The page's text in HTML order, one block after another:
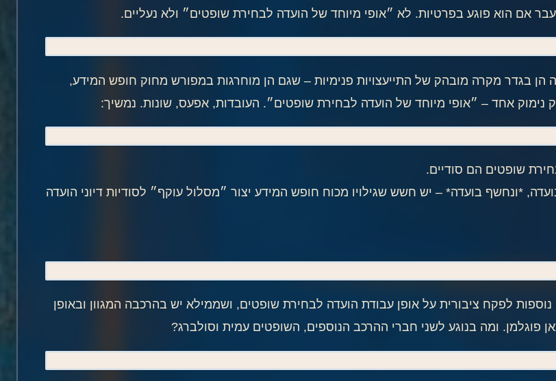
אם הוא פוגע בפרטיות. לא ״אופי מיוחד של הועדה לבחירת שופטים״ ולא נעליים.
הן בגדר מקרה מובהק של התייעצויות פנימיות – שגם הן מוחרגות במפורש מחוק חופש המידע,
נימוק אחד – ״אופי מיוחד של הועדה לבחירת שופטים״. העובדות, אפעס, שונות. נמשיך:
שופטים הם סודיים.
*ונחשף בועדה* – יש חשש שגילויו מכוח חופש המידע יצור ״מסלול עוקף״ לסודיות דיוני הועדה
לפקח ציבורית על אופן עבודת הועדה לבחירת שופטים, ושממילא יש בהרכבה המגוון ובאופן
ומה בנוגע לשני חברי ההרכב הנוספים, השופטים עמית וסולברג?